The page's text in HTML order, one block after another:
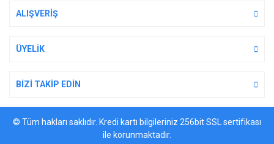
ALIŞVERİŞ
ÜYELİK
BİZİ TAKİP EDİN
© Tüm hakları saklıdır. Kredi kartı bilgileriniz 256bit SSL sertifikası
ile korunmaktadır.